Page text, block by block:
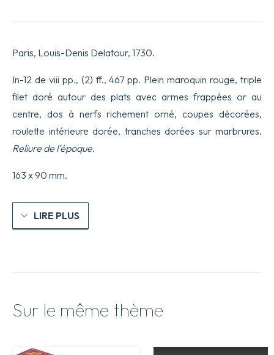
Paris, Louis-Denis Delatour, 1730.
In-12 de viii pp., (2) ff., 467 pp. Plein maroquin rouge, triple
filet doré autour des plats avec armes frappées or au
centre, dos à nerfs richement orné, coupes décorées,
roulette intérieure dorée, tranches dorées sur marbrures.
Reliure de l’époque.
163 x 90 mm.
LIRE PLUS
Sur le même thème